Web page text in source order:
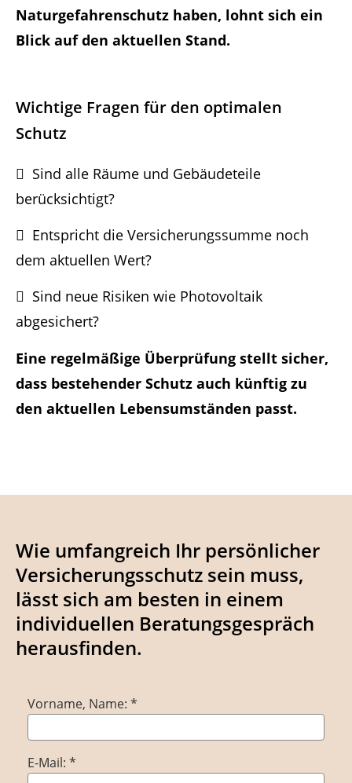
Naturgefahrenschutz haben, lohnt sich ein
Blick auf den aktuellen Stand.
Wichtige Fragen für den optimalen
Schutz
Sind alle Räume und Gebäudeteile
berücksichtigt?
Entspricht die Versicherungssumme noch
dem aktuellen Wert?
Sind neue Risiken wie Photovoltaik
abgesichert?
Eine regelmäßige Überprüfung stellt sicher,
dass bestehender Schutz auch künftig zu
den aktuellen Lebensumständen passt.
Wie umfangreich Ihr persönlicher
Versicherungsschutz sein muss,
lässt sich am besten in einem
individuellen Beratungsgespräch
herausfinden.
Vorname, Name: *
E-Mail: *